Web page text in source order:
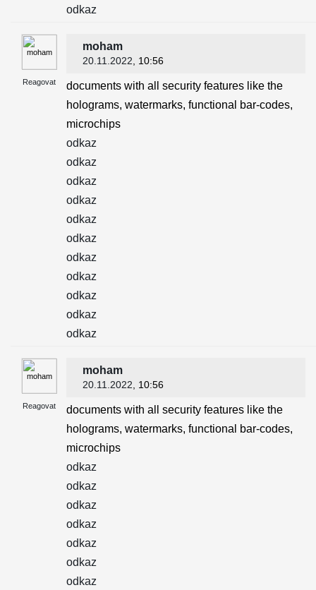
odkaz
Reagovat
moham
20.11.2022 , 10:56
documents with all security features like the
holograms, watermarks, functional bar-codes,
microchips
odkaz
odkaz
odkaz
odkaz
odkaz
odkaz
odkaz
odkaz
odkaz
odkaz
odkaz
Reagovat
moham
20.11.2022 , 10:56
documents with all security features like the
holograms, watermarks, functional bar-codes,
microchips
odkaz
odkaz
odkaz
odkaz
odkaz
odkaz
odkaz